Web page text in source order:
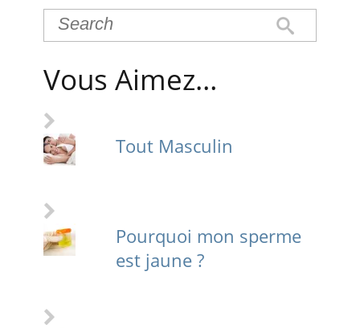
Vous Aimez…
Tout Masculin
Pourquoi mon sperme
est jaune ?